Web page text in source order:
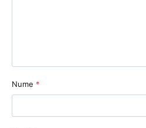
Nume *